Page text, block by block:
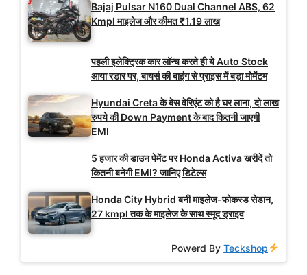
Bajaj Pulsar N160 Dual Channel ABS, 62
Kmpl माइलेज और कीमत ₹1.19 लाख
पहली इलेक्ट्रिक कार लॉन्च करते ही ये Auto Stock
आया रडार पर, बायर्स की बाइंग से प्राइस में बड़ा मोमेंटम
Hyundai Creta के बेस वेरिएंट को है घर लाना, दो लाख
रुपये की Down Payment के बाद कितनी जाएगी
EMI
5 हजार की डाउन पेमेंट पर Honda Activa खरीदें तो
कितनी बनेगी EMI? जानिए डिटेल्स
Honda City Hybrid बनी माइलेज-फोकस्ड सेडान,
27 kmpl तक के माइलेज के साथ स्मूद ड्राइव
Powerd ByTeckshop